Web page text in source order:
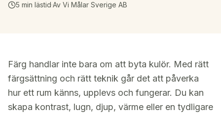
5 min lästid·Av Vi Målar Sverige AB
Färg handlar inte bara om att byta kulör. Med rätt
färgsättning och rätt teknik går det att påverka
hur ett rum känns, upplevs och fungerar. Du kan
skapa kontrast, lugn, djup, värme eller en tydligare